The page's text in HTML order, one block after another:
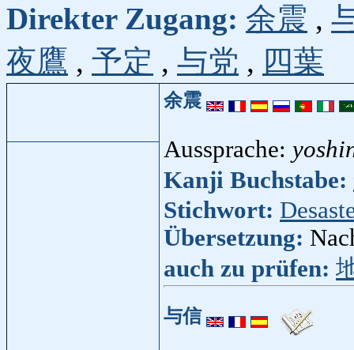
Direkter Zugang: 余震 ,
夜鷹 , 予定 , 与党 , 四葉
余震
Aussprache:
Kanji Buchstabe:
Stichwort:
Übersetzung:
auch zu prüfen:
与信